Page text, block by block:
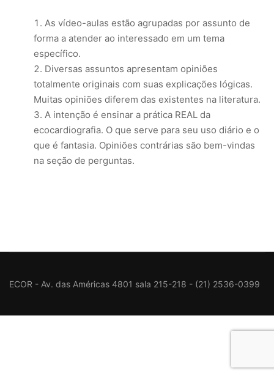
As vídeo-aulas estão agrupadas por assunto de
forma a atender ao interessado em um tema
específico.
Diversas assuntos apresentam opiniões
totalmente originais com suas explicações lógicas.
Muitas opiniões diferem das existentes na literatura.
A intenção é ensinar a prática REAL da
ecocardiografia. O que serve para seu uso diário e o
que é fantasia. Opiniões contrárias são bem-vindas
na seção de perguntas.
ECOR - Av. das Américas 4801 sala 215-218 - (21) 2536-0399